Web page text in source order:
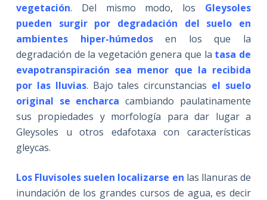
vegetación. Del mismo modo, los Gleysoles
pueden surgir por degradación del suelo en
ambientes hiper-húmedosen los que la
degradación de la vegetación genera que la tasa de
evapotranspiración sea menor que la recibida
por las lluvias. Bajo tales circunstancias el suelo
original se encharca cambiando paulatinamente
sus propiedades y morfología para dar lugar a
Gleysoles u otros edafotaxa con características
gleycas.
Los Fluvisoles suelen localizarse en las llanuras de
inundación de los grandes cursos de agua, es decir